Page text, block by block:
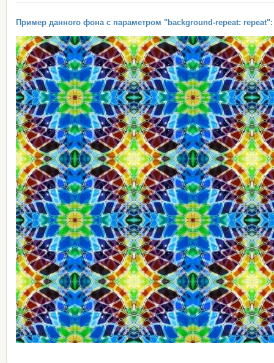
Пример данного фона с параметром "background-repeat: repeat":